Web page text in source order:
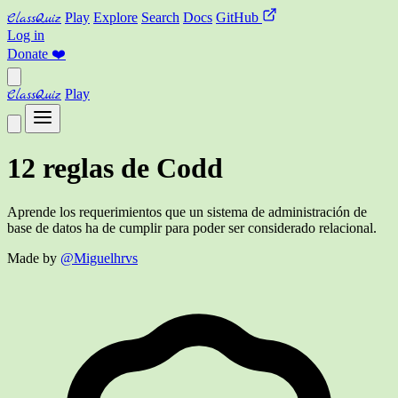
ClassQuiz Play Explore Search Docs GitHub
Log in
Donate ❤️
ClassQuiz Play
12 reglas de Codd
Aprende los requerimientos que un sistema de administración de
base de datos ha de cumplir para poder ser considerado relacional.
Made by @Miguelhrvs